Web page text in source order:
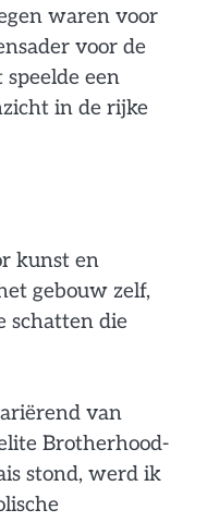
waren voor
voor de
een
in de rijke
kunst en
gebouw zelf,
schatten die
van
Brotherhood-
stond, werd ik